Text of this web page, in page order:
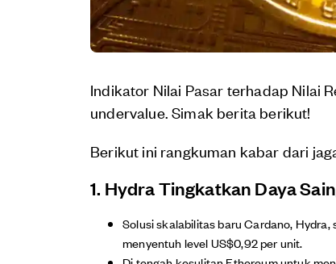
Indikator Nilai Pasar terhadap Nilai
undervalue. Simak berita berikut!
Berikut ini rangkuman kabar dari
1. Hydra Tingkatkan Daya
Solusi skalabilitas baru Cardano,
menyentuh level US$0,92 per unit.